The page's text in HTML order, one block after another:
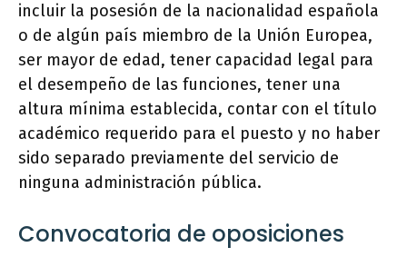
incluir la posesión de la nacionalidad española
o de algún país miembro de la Unión Europea,
ser mayor de edad, tener capacidad legal para
el desempeño de las funciones, tener una
altura mínima establecida, contar con el título
académico requerido para el puesto y no haber
sido separado previamente del servicio de
ninguna administración pública.
Convocatoria de oposiciones